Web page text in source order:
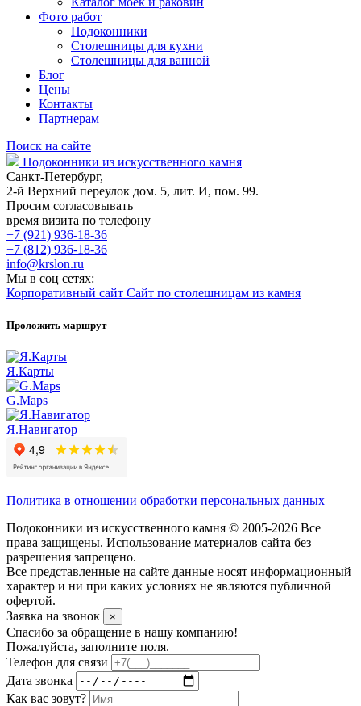
Фото работ
Подоконники
Столешницы для кухни
Столешницы для ванной
Блог
Цены
Контакты
Партнерам
Поиск на сайте
Подоконники из искусственного камня
Санкт-Петербург,
2-й Верхний переулок дом. 5, лит. И, пом. 99.
Просим согласовывать
время визита по телефону
+7 (921) 936-18-36
+7 (812) 936-18-36
info@krslon.ru
Мы в соц сетях:
Корпоративный сайт Сайт по столешницам из камня
Проложить маршрут
Я.Карты
G.Maps
Я.Навигатор
Политика в отношении обработки персональных данных
Подоконники из искусственного камня © 2005-2026 Все
права защищены. Использование материалов сайта без
разрешения запрещено.
Все представленные на сайте данные носят информационный
характер и ни при каких условиях не являются публичной
офертой.
Заявка на звонок
×
Спасибо за обращение в нашу компанию!
Пожалуйста, заполните поля.
Телефон для связи
Дата звонка
Как вас зовут?